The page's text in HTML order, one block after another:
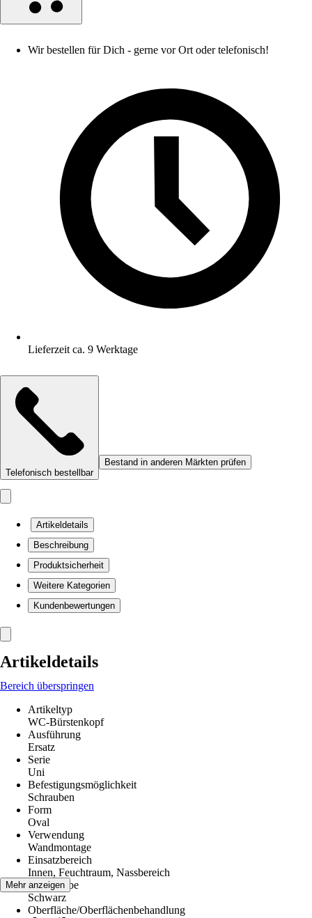
Wir bestellen für Dich - gerne vor Ort oder telefonisch!
Lieferzeit ca. 9 Werktage
Telefonisch bestellbar
Bestand in anderen Märkten prüfen
Artikeldetails
Beschreibung
Produktsicherheit
Weitere Kategorien
Kundenbewertungen
Artikeldetails
Bereich überspringen
Artikeltyp
WC-Bürstenkopf
Ausführung
Ersatz
Serie
Uni
Befestigungsmöglichkeit
Schrauben
Form
Oval
Verwendung
Wandmontage
Einsatzbereich
Innen, Feuchtraum, Nassbereich
Grundfarbe
Schwarz
Oberfläche/Oberflächenbehandlung
Mehr anzeigen